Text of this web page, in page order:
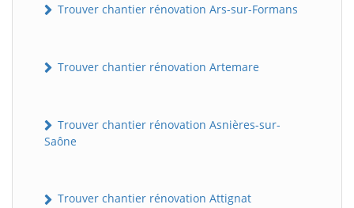
Trouver chantier rénovation Ars-sur-Formans
Trouver chantier rénovation Artemare
Trouver chantier rénovation Asnières-sur-
Saône
Trouver chantier rénovation Attignat